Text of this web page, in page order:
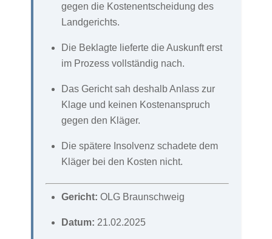
gegen die Kostenentscheidung des
Landgerichts.
Die Beklagte lieferte die Auskunft erst
im Prozess vollständig nach.
Das Gericht sah deshalb Anlass zur
Klage und keinen Kostenanspruch
gegen den Kläger.
Die spätere Insolvenz schadete dem
Kläger bei den Kosten nicht.
Gericht: OLG Braunschweig
Datum: 21.02.2025